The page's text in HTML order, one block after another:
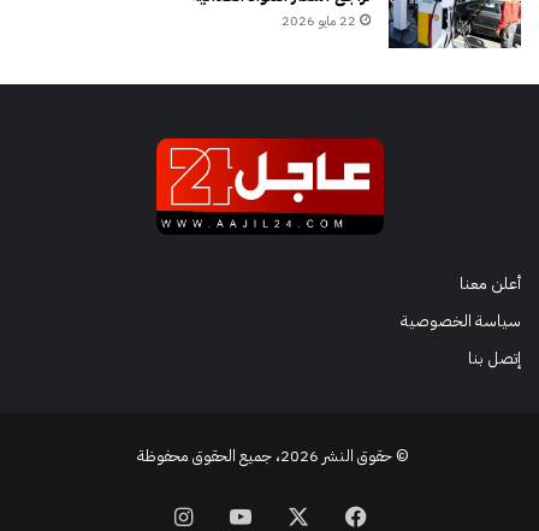
22 مايو 2026
أعلن معنا
سياسة الخصوصية
إتصل بنا
© حقوق النشر 2026، جميع الحقوق محفوظة
فيسبوك ‫YouTube